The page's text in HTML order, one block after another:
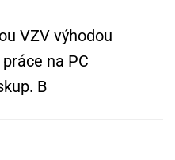
VZV výhodou
na PC
B